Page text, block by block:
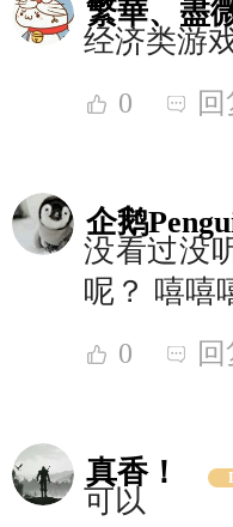
繁華、盡
经济类游
0 回
企鹅
没看过没
呢？ 嘻嘻
0 回
真香！
可以